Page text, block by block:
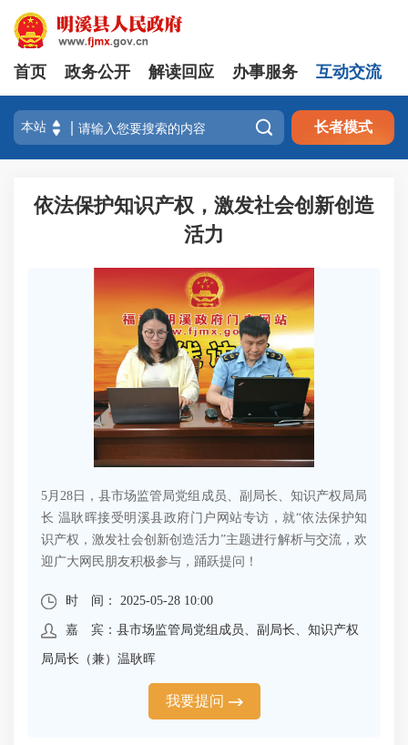
首页 政务公开 解读回应 办事服务 互动交流
 长者模式
依法保护知识产权，激发社会创新创造
活力
5月28日，县市场监管局党组成员、副局长、知识产权局局
长 温耿晖接受明溪县政府门户网站专访，就“依法保护知
识产权，激发社会创新创造活力”主题进行解析与交流，欢
迎广大网民朋友积极参与，踊跃提问！
时 间： 2025-05-28 10:00
嘉 宾：县市场监管局党组成员、副局长、知识产权
局局长（兼）温耿晖
我要提问